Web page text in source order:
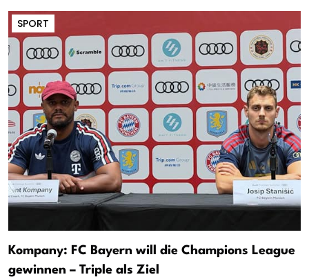
SPORT
Kompany: FC Bayern will die Champions League
gewinnen – Triple als Ziel